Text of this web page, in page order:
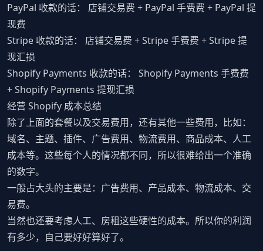
PayPal 收款的话： 店铺交易费 + PayPal 手费费 + PayPal 提
现费
Stripe 收款的话： 店铺交易费 + Stripe 手费费 + Stripe 提
现汇损
Shopify Payments 收款的话： Shopify Payments 手费费
+ Shopify Payments 提现汇损
经营 Shopify 成本总结
除了上面的套餐以及交易费用，还有其他一些费用，比如：
域名、主题、插件、广告费用、物流费用、商品成本、人工
成本等。这些每个人的情况都不同，所以很难给出一个准确
的数字。
一般占大头的主要是：广告费用、产品成本、物流成本、交
易费。
当然也还要考虑人工、房租这些硬性的成本。所以你的利润
有多少，自己要好好算好了。